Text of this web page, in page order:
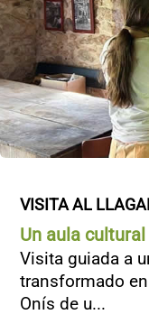
VISITA AL
Un aula
Visita guiada a
transformado
Onís de u...